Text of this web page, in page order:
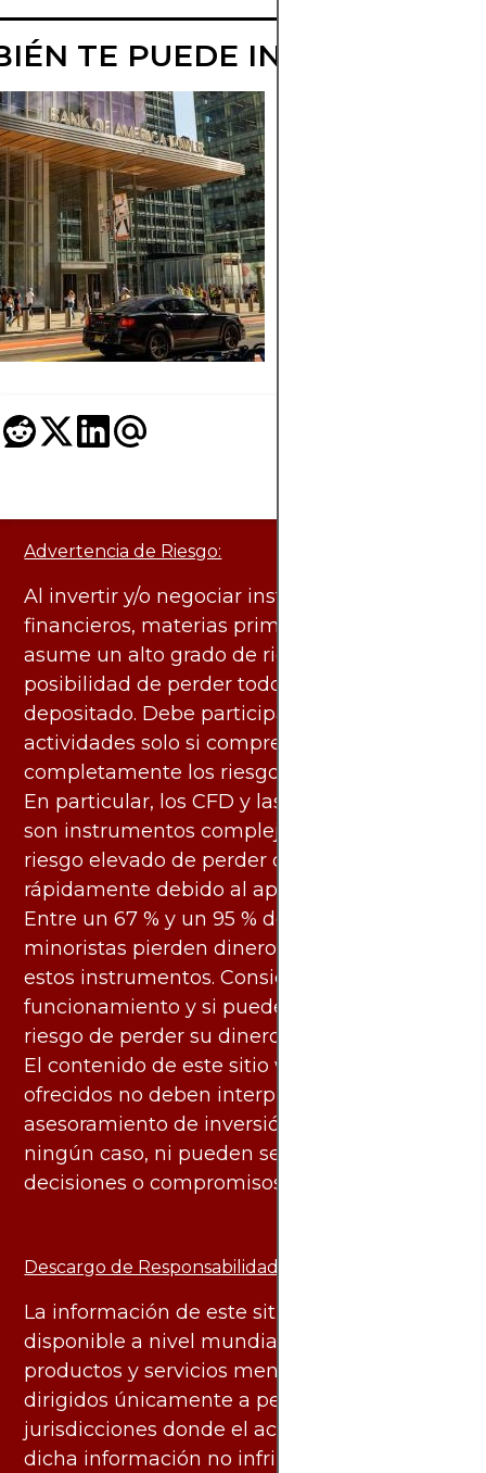
TE PUEDE INTERESAR
Advertencia de Riesgo:
Al invertir y/o negociar instrumentos
financieros, materias primas y otros activos,
asume un alto grado de riesgo. Existe la
posibilidad de perder todo el capital
depositado. Debe participar en estas
actividades solo si comprende
completamente los riesgos asociados.
En particular, los CFD y las criptomonedas
son instrumentos complejos y conllevan un
riesgo elevado de perder dinero
rápidamente debido al apalancamiento.
Entre un 67 % y un 95 % de los inversores
minoristas pierden dinero al negociar con
estos instrumentos. Considere si entiende su
funcionamiento y si puede asumir el alto
riesgo de perder su dinero.
El contenido de este sitio web y los servicios
ofrecidos no deben interpretarse como
asesoramiento de inversión ni financiero en
ningún caso, ni pueden servir de base para
decisiones o compromisos de ningún tipo.
Descargo de Responsabilidad:
La información de este sitio web está
disponible a nivel mundial. Sin embargo, los
productos y servicios mencionados están
dirigidos únicamente a personas en
jurisdicciones donde el acceso y uso de
dicha información no infringe leyes o